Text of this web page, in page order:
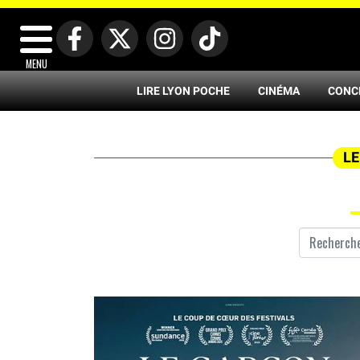
MENU
LIRE LYON POCHE CINÉMA